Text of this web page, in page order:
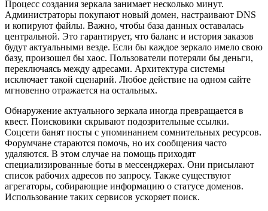
Процесс создания зеркала занимает несколько минут.
Администраторы покупают новый домен, настраивают DNS
и копируют файлы. Важно, чтобы база данных оставалась
центральной. Это гарантирует, что баланс и история заказов
будут актуальными везде. Если бы каждое зеркало имело свою
базу, произошел бы хаос. Пользователи потеряли бы деньги,
переключаясь между адресами. Архитектура системы
исключает такой сценарий. Любое действие на одном сайте
мгновенно отражается на остальных.
Обнаружение актуального зеркала иногда превращается в
квест. Поисковики скрывают подозрительные ссылки.
Соцсети банят посты с упоминанием сомнительных ресурсов.
Форумчане стараются помочь, но их сообщения часто
удаляются. В этом случае на помощь приходят
специализированные боты в мессенджерах. Они присылают
список рабочих адресов по запросу. Также существуют
агрегаторы, собирающие информацию о статусе доменов.
Использование таких сервисов ускоряет поиск.